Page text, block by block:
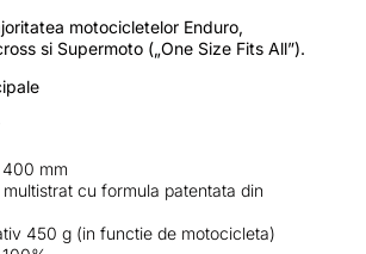
motocicletelor Enduro,
si Supermoto („One Size Fits All”).
400 mm
cu formula patentata din
450 g (in functie de motocicleta)